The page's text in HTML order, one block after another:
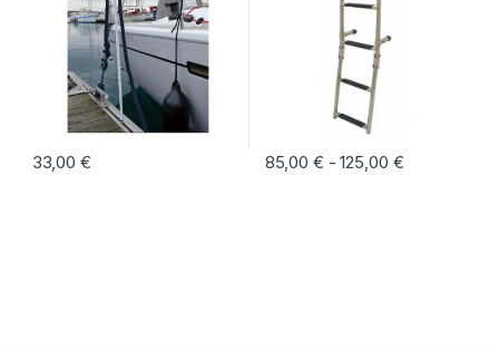
33,00 € 85,00 € - 125,00 €Rango de